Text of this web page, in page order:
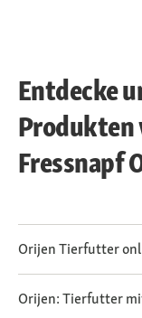
Entdecke
Produkten
Fressnapf
Orijen Tierfutter
Orijen: Tierfutter